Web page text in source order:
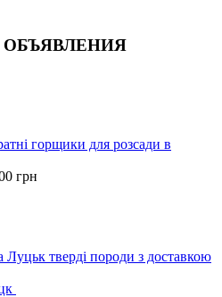
горщики для розсади в
грн
Луцьк тверді породи з доставкою